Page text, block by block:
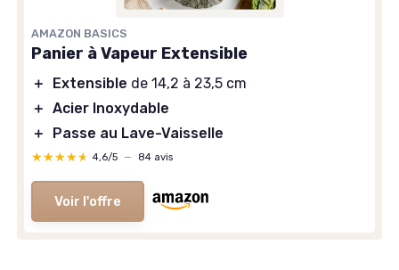
AMAZON BASICS
Panier à Vapeur Extensible
＋ Extensible de 14,2 à 23,5 cm
＋ Acier Inoxydable
＋
Passe au Lave-Vaisselle
★★★★★
★★★★★ 4,6/5 — 84 avis
Voir l'offre